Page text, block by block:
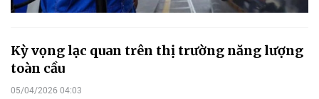
Kỳ vọng lạc quan trên thị trường năng lượng
toàn cầu
05/04/2026 04:03